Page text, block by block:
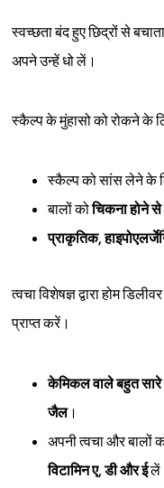
स्वच्छता बंद हुए छिद्रों से
अपने उन्हें धो लें।
स्कैल्प के मुंहासो को रोकने के
स्कैल्प को सांस लेने के
बालों कोचिकना होने
प्राकृतिक,
त्वचा विशेषज्ञ द्वारा होम
प्राप्त करें।
केमिकल वाले बहुत
जैल।
अपनी त्वचा और
विटामिन ए, डी और ई